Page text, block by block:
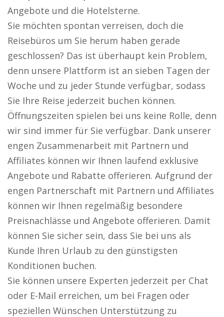
Angebote und die Hotelsterne.
Sie möchten spontan verreisen, doch die
Reisebüros um Sie herum haben gerade
geschlossen? Das ist überhaupt kein Problem,
denn unsere Plattform ist an sieben Tagen der
Woche und zu jeder Stunde verfügbar, sodass
Sie Ihre Reise jederzeit buchen können.
Öffnungszeiten spielen bei uns keine Rolle, denn
wir sind immer für Sie verfügbar. Dank unserer
engen Zusammenarbeit mit Partnern und
Affiliates können wir Ihnen laufend exklusive
Angebote und Rabatte offerieren. Aufgrund der
engen Partnerschaft mit Partnern und Affiliates
können wir Ihnen regelmäßig besondere
Preisnachlässe und Angebote offerieren. Damit
können Sie sicher sein, dass Sie bei uns als
Kunde Ihren Urlaub zu den günstigsten
Konditionen buchen.
Sie können unsere Experten jederzeit per Chat
oder E-Mail erreichen, um bei Fragen oder
speziellen Wünschen Unterstützung zu